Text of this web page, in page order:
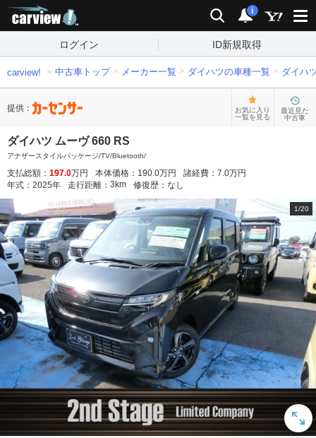
検索 通知
i
ログイン ID新規取得
carview! 中古車トップ メーカー一覧 ダイハツの車種一覧 ダイハ
提供：
お気に入り
一覧を見る
最近見た
中古車
ダイハツ ムーヴ 660 RS
アナザースタイルパッケージ/TV/Bluetooth/
支払総額： 197.0万円 本体価格： 190.0万円 諸経費： 7.0万円
年式： 2025年 走行距離： 3 km 修復歴： なし
1/20